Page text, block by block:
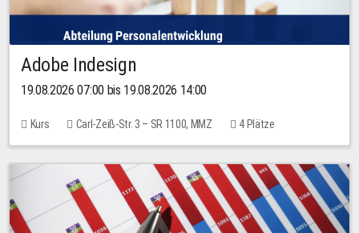
Adobe Indesign
19.08.2026 07:00 bis 19.08.2026 14:00
Kurs Carl-Zeiß-Str. 3 – SR 1100, MMZ 4 Plätze